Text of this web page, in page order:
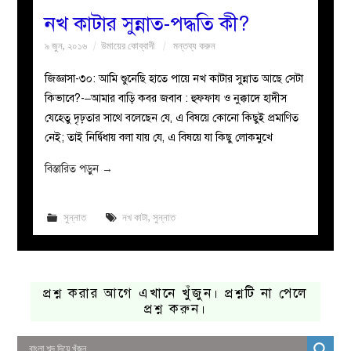
নখ কাটার সুন্নাত-পদ্ধতি কী?
৯ জুন, ২০১৬ উমায়ের কোব্বাদী মন্তব্য করুন
জিজ্ঞাসা-৩০: আমি শুুনেছি হাতে পায়ে নখ কাটার সুন্নাত আছে সেটা
কিভাবে?-–আমার বাড়ি কবর জবাব : হুফফায ও নুক্কাদে হাদীস
যেহেতু দৃঢ়তার সাথে বলেছেন যে, এ বিষয়ে কোনো কিছুই প্রমাণিত
নেই; তাই নির্দ্বিধায় বলা যায় যে, এ বিষয়ে যা কিছু লোকমুখে
বিস্তারিত পড়ুন →
সুন্নাত নখ কাটা, সুন্নাত
প্রশ্ন করার আগে এখানে খুঁজুন। প্রশ্নটি না পেলে
প্রশ্ন করুন।